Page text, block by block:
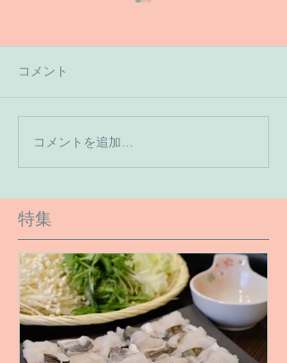
【６月１６日のご予約状
況です】
コメント
コメントを追加…
特集